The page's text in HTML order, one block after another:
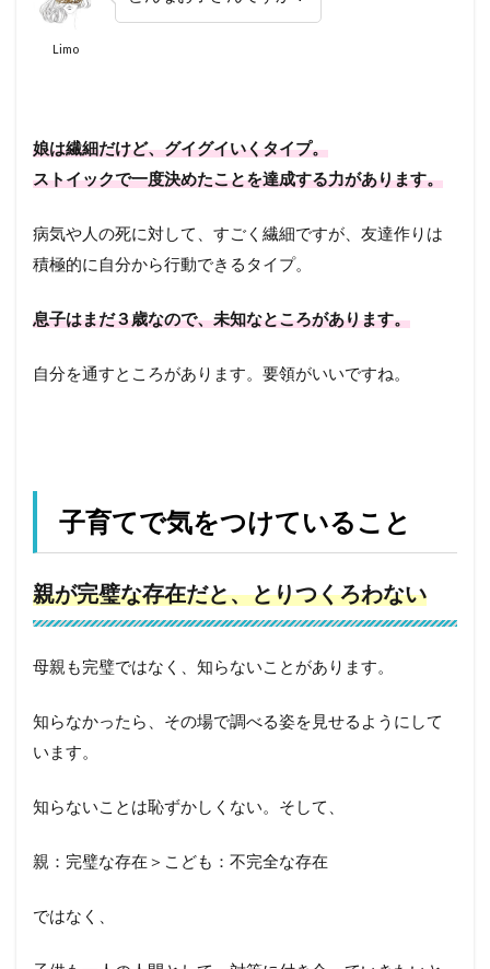
Limo
娘は繊細だけど、グイグイいくタイプ。
ストイックで一度決めたことを達成する力があります。
病気や人の死に対して、すごく繊細ですが、友達作りは
積極的に自分から行動できるタイプ。
息子はまだ３歳なので、未知なところがあります。
自分を通すところがあります。要領がいいですね。
子育てで気をつけていること
親が完璧な存在だと、とりつくろわない
母親も完璧ではなく、知らないことがあります。
知らなかったら、その場で調べる姿を見せるようにして
います。
知らないことは恥ずかしくない。そして、
親：完璧な存在＞こども：不完全な存在
ではなく、